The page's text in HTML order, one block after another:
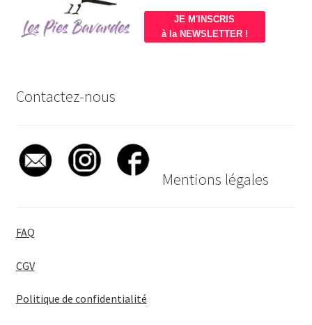
JE M'INSCRIS
à la NEWSLETTER !
Contactez-nous
Mentions légales
FAQ
CGV
Politique de confidentialité